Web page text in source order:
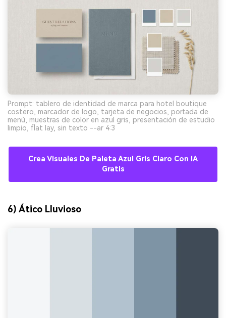
Prompt: tablero de identidad de marca para hotel boutique
costero, marcador de logo, tarjeta de negocios, portada de
menú, muestras de color en azul gris, presentación de estudio
limpio, flat lay, sin texto --ar 4:3
Crea Visuales De Paleta Azul Gris Claro Con IA
Gratis
6) Ático Lluvioso